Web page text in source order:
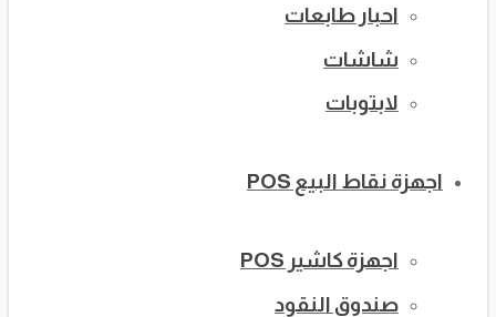
احبار طابعات
شاشات
لابتوبات
اجهزة نقاط البيع POS
اجهزة كاشير POS
صندوق النقود